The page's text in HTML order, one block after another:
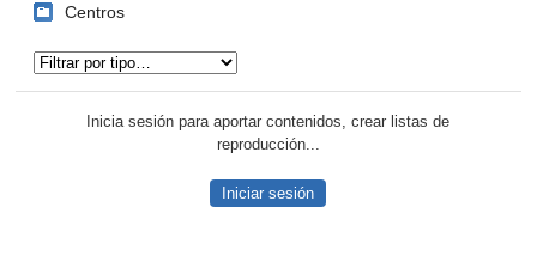
Centros
Inicia sesión para aportar contenidos, crear listas de
reproducción...
Iniciar sesión